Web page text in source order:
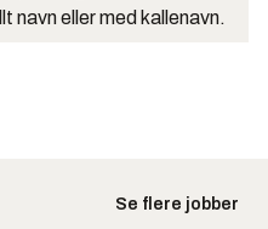
navn eller med kallenavn.
Se flere jobber